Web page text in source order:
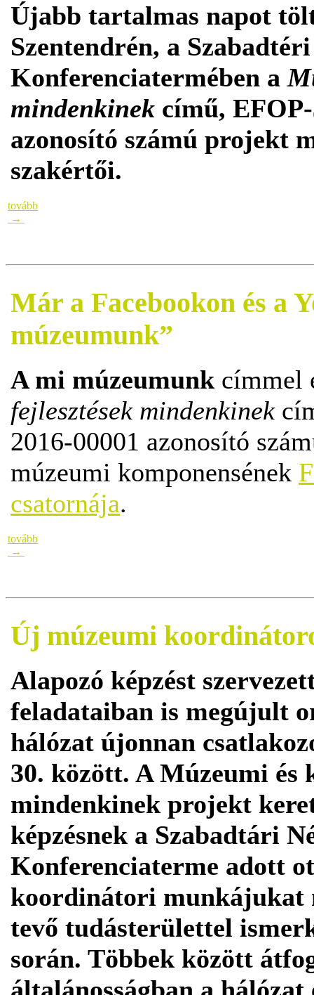
Újabb tartalmas napot
Szentendrén, a
Konferenciatermében a
mindenkinek című,
azonosító számú projekt
szakértői.
tovább
→
Már a Facebookon és a
múzeumunk”
A mi múzeumunk címmel
fejlesztések mindenkinek
2016-00001 azonosító
múzeumi komponensének
csatornája.
tovább
→
Új múzeumi
Alapozó képzést
feladataiban is megújult
hálózat újonnan
30. között. A Múzeumi és
mindenkinek projekt
képzésnek a Szabadtári
Konferenciaterme adott
koordinátori munkájukat
tevő tudásterülettel
során. Többek között